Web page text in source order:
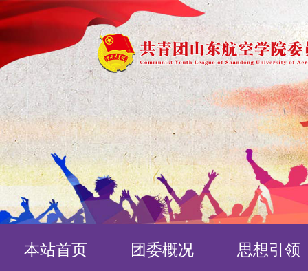
本站首页 团委概况 思想引领